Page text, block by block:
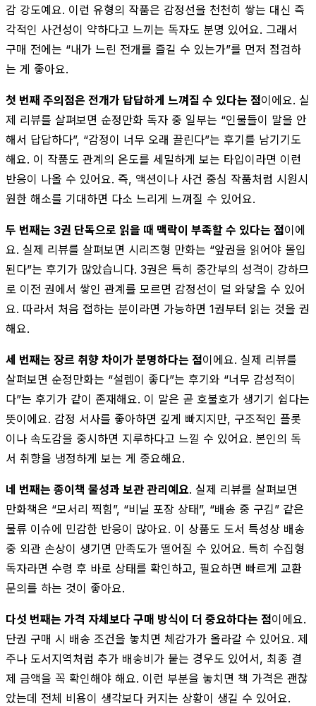
감 강도예요. 이런 유형의 작품은 감정선을 천천히 쌓는 대신 즉
각적인 사건성이 약하다고 느끼는 독자도 분명 있어요. 그래서
구매 전에는 “내가 느린 전개를 즐길 수 있는가”를 먼저 점검하
는 게 좋아요.
첫 번째 주의점은 전개가 답답하게 느껴질 수 있다는 점이에요. 실
제 리뷰를 살펴보면 순정만화 독자 중 일부는 “인물들이 말을 안
해서 답답하다”, “감정이 너무 오래 끌린다”는 후기를 남기기도
해요. 이 작품도 관계의 온도를 세밀하게 보는 타입이라면 이런
반응이 나올 수 있어요. 즉, 액션이나 사건 중심 작품처럼 시원시
원한 해소를 기대하면 다소 느리게 느껴질 수 있어요.
두 번째는 3권 단독으로 읽을 때 맥락이 부족할 수 있다는 점이에
요. 실제 리뷰를 살펴보면 시리즈형 만화는 “앞권을 읽어야 몰입
된다”는 후기가 많았습니다. 3권은 특히 중간부의 성격이 강하므
로 이전 권에서 쌓인 관계를 모르면 감정선이 덜 와닿을 수 있어
요. 따라서 처음 접하는 분이라면 가능하면 1권부터 읽는 것을 권
해요.
세 번째는 장르 취향 차이가 분명하다는 점이에요. 실제 리뷰를
살펴보면 순정만화는 “설렘이 좋다”는 후기와 “너무 감성적이
다”는 후기가 같이 존재해요. 이 말은 곧 호불호가 생기기 쉽다는
뜻이에요. 감정 서사를 좋아하면 깊게 빠지지만, 구조적인 플롯
이나 속도감을 중시하면 지루하다고 느낄 수 있어요. 본인의 독
서 취향을 냉정하게 보는 게 중요해요.
네 번째는 종이책 물성과 보관 관리예요. 실제 리뷰를 살펴보면
만화책은 “모서리 찍힘”, “비닐 포장 상태”, “배송 중 구김” 같은
물류 이슈에 민감한 반응이 많아요. 이 상품도 도서 특성상 배송
중 외관 손상이 생기면 만족도가 떨어질 수 있어요. 특히 수집형
독자라면 수령 후 바로 상태를 확인하고, 필요하면 빠르게 교환
문의를 하는 것이 좋아요.
다섯 번째는 가격 자체보다 구매 방식이 더 중요하다는 점이에요.
단권 구매 시 배송 조건을 놓치면 체감가가 올라갈 수 있어요. 제
주나 도서지역처럼 추가 배송비가 붙는 경우도 있어서, 최종 결
제 금액을 꼭 확인해야 해요. 이런 부분을 놓치면 책 가격은 괜찮
았는데 전체 비용이 생각보다 커지는 상황이 생길 수 있어요.